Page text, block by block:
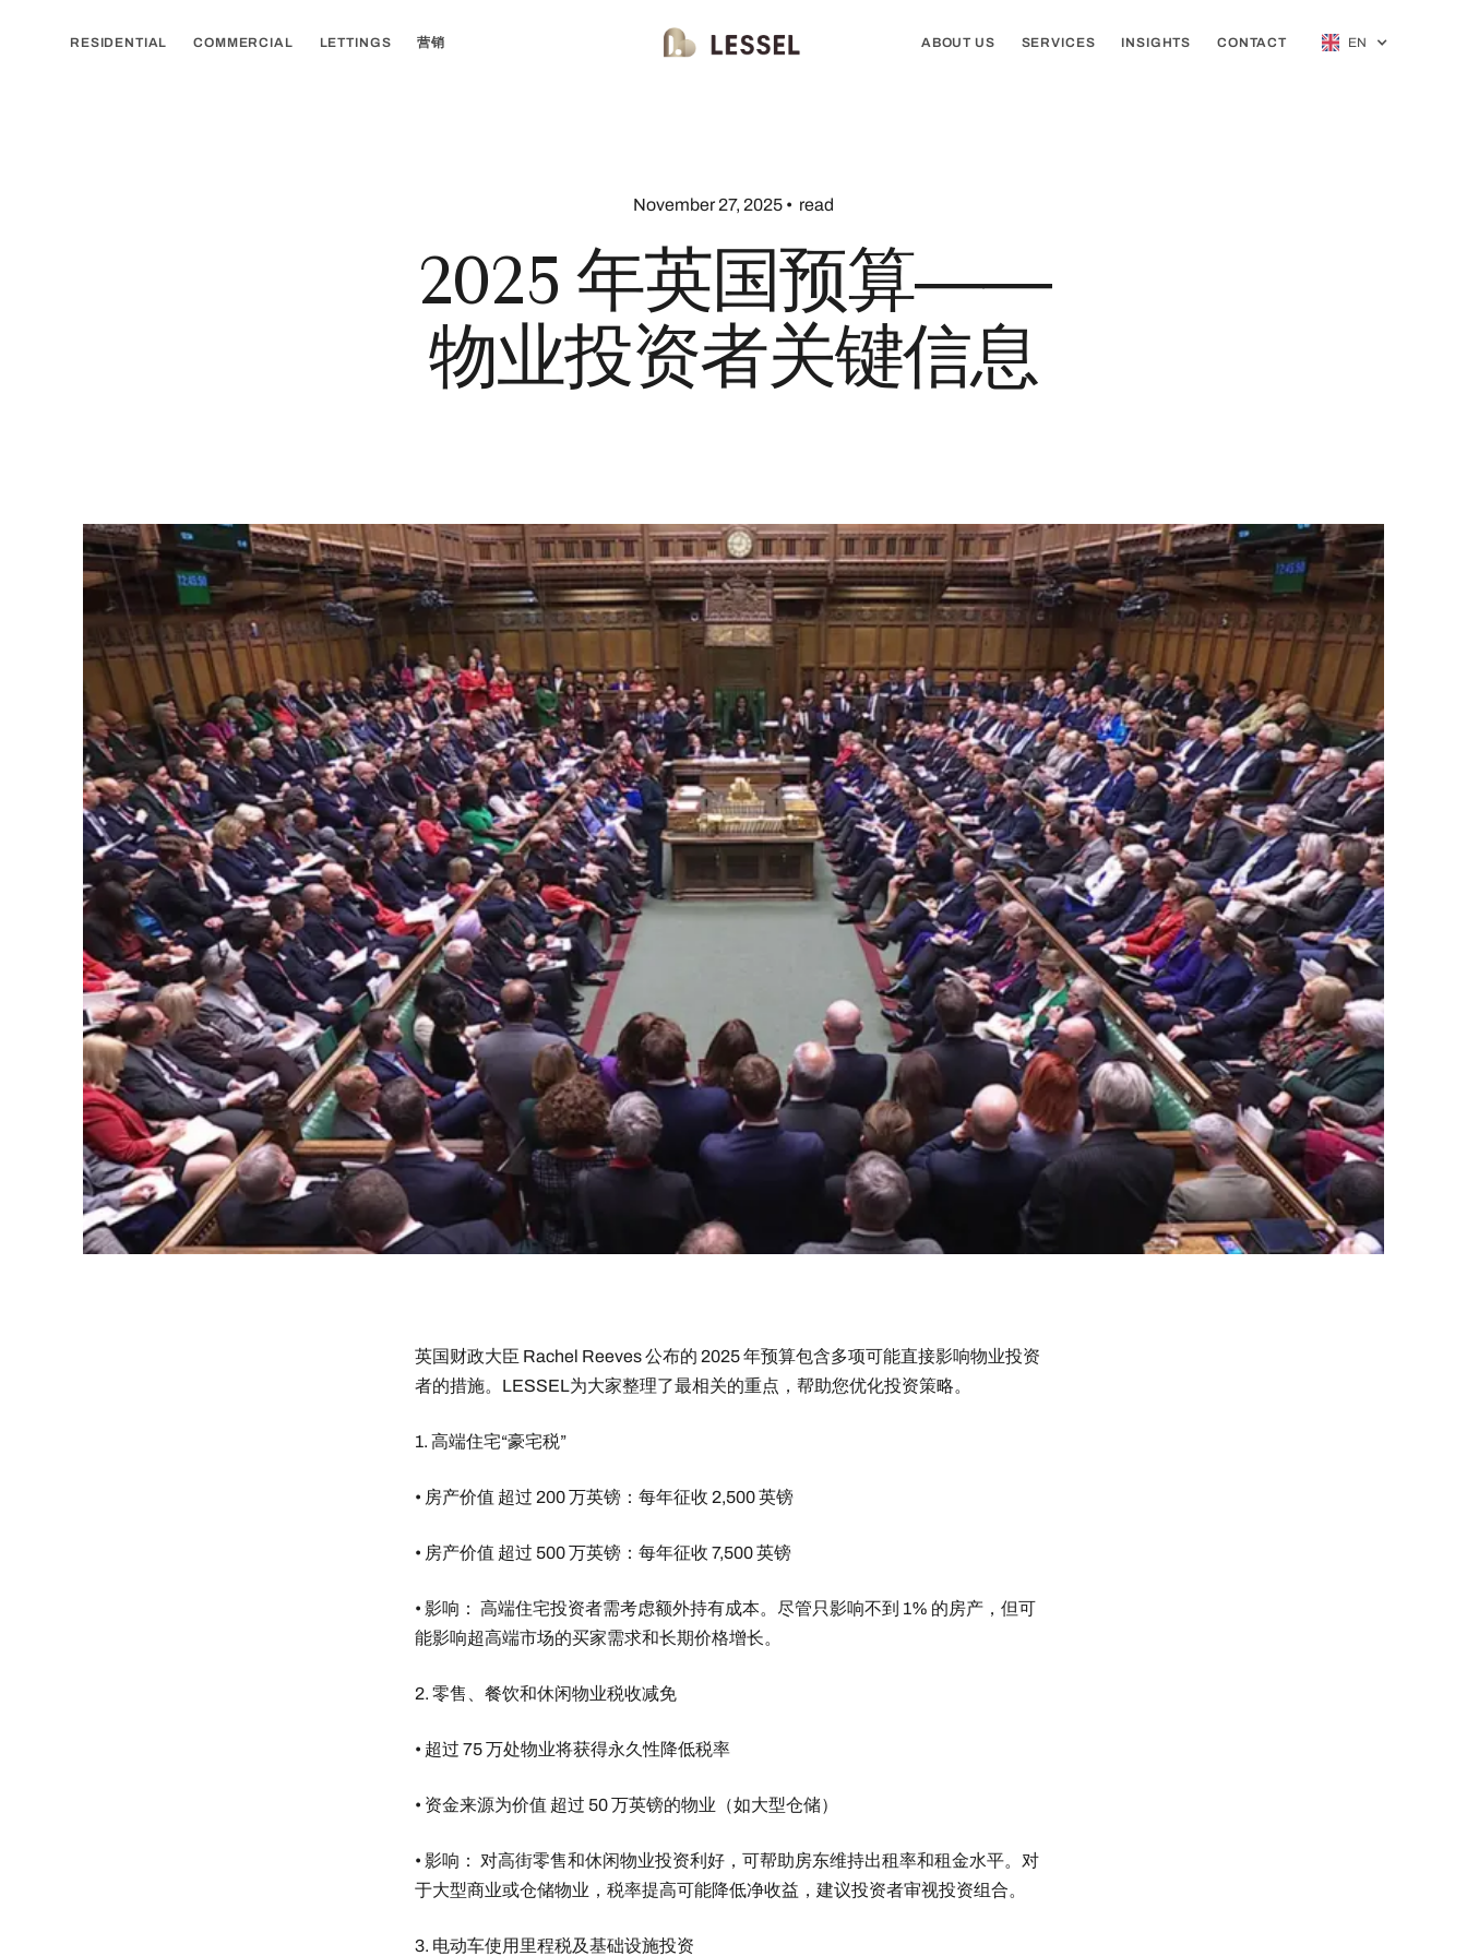
RESIDENTIAL COMMERCIAL LETTINGS 营销 ABOUT US SERVICES INSIGHTS CONTACT EN
November 27, 2025 • read
2025 年英国预算——
物业投资者关键信息
英国财政大臣 Rachel Reeves 公布的 2025 年预算包含多项可能直接影响物业投资
者的措施。LESSEL为大家整理了最相关的重点，帮助您优化投资策略。
1. 高端住宅“豪宅税”
• 房产价值 超过 200 万英镑：每年征收 2,500 英镑
• 房产价值 超过 500 万英镑：每年征收 7,500 英镑
• 影响： 高端住宅投资者需考虑额外持有成本。尽管只影响不到 1% 的房产，但可
能影响超高端市场的买家需求和长期价格增长。
2. 零售、餐饮和休闲物业税收减免
• 超过 75 万处物业将获得永久性降低税率
• 资金来源为价值 超过 50 万英镑的物业（如大型仓储）
• 影响： 对高街零售和休闲物业投资利好，可帮助房东维持出租率和租金水平。对
于大型商业或仓储物业，税率提高可能降低净收益，建议投资者审视投资组合。
3. 电动车使用里程税及基础设施投资